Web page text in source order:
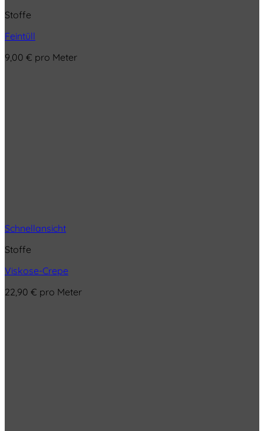
Stoffe
Feintüll
9,00 € pro Meter
Schnellansicht
Stoffe
Viskose-Crepe
22,90 € pro Meter